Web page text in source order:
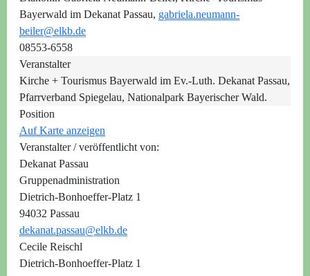
Bayerwald im Dekanat Passau, gabriela.neumann-
beiler@elkb.de
08553-6558
Veranstalter
Kirche + Tourismus Bayerwald im Ev.-Luth. Dekanat Passau,
Pfarrverband Spiegelau, Nationalpark Bayerischer Wald.
Position
Auf Karte anzeigen
Veranstalter / veröffentlicht von:
Dekanat Passau
Gruppenadministration
Dietrich-Bonhoeffer-Platz 1
94032 Passau
dekanat.passau@elkb.de
Cecile Reischl
Dietrich-Bonhoeffer-Platz 1